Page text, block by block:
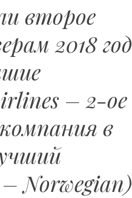
второе
2018
– 2-ое
в